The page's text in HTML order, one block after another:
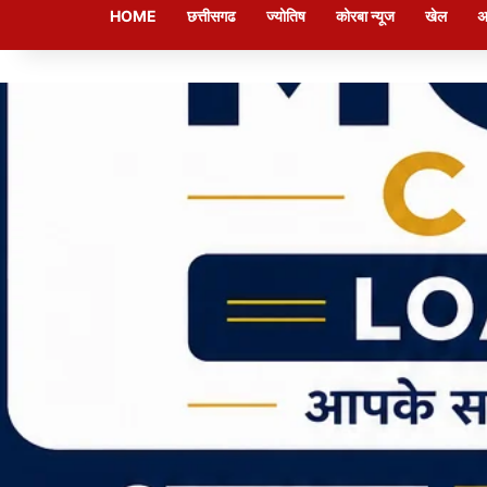
HOME छत्तीसगढ ज्योतिष कोरबा न्यूज खेल